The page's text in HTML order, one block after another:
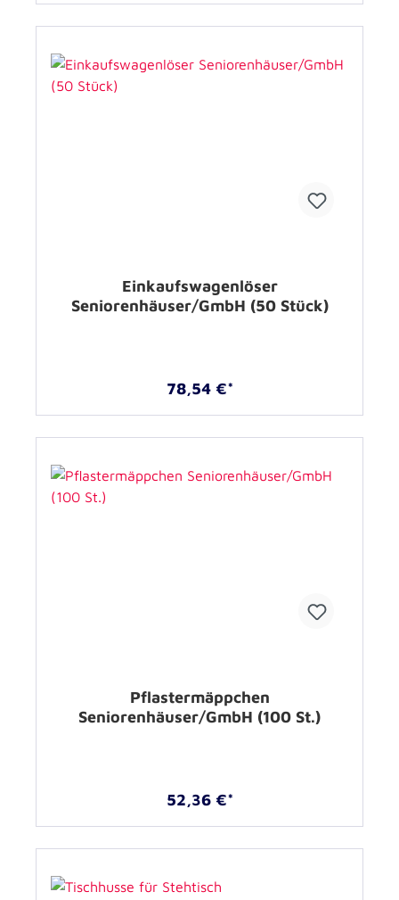
Einkaufswagenlöser
Seniorenhäuser/GmbH (50 Stück)
78,54 €*
Pflastermäppchen
Seniorenhäuser/GmbH (100 St.)
52,36 €*